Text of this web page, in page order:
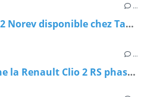
…
1/43 : Le Renault Captur 2 Norev disponible chez Tacot
…
1/18 : OttOmobile dégaine la Renault Clio 2 RS phase 1